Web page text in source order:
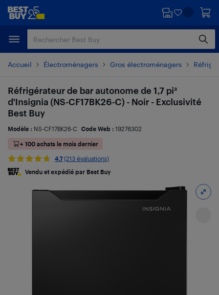
Passer
principal
Passer
Accueil Électroménagers Gros électroménagers
Réfrigérateur de bar autonome de 1,7 pi³
d'Insignia (NS-CF17BK26-C) - Noir - Exclusivité
Best Buy
Modèle : NS-CF17BK26-C Code Web : 19276302
+ 100 achats le mois dernier
4.7 (213 évaluations)
Vendu et expédié par Best Buy